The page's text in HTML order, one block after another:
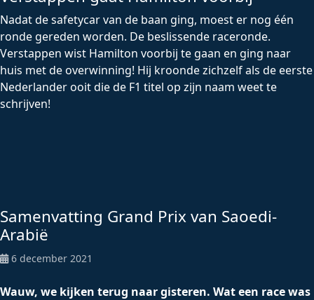
Nadat de safetycar van de baan ging, moest er nog één
ronde gereden worden. De beslissende raceronde.
Verstappen wist Hamilton voorbij te gaan en ging naar
huis met de overwinning! Hij kroonde zichzelf als de eerste
Nederlander ooit die de F1 titel op zijn naam weet te
schrijven!
Samenvatting Grand Prix van Saoedi-
Arabië
6 december 2021
Wauw, we kijken terug naar gisteren. Wat een race was